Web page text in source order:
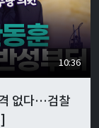
10:36
없다…검찰